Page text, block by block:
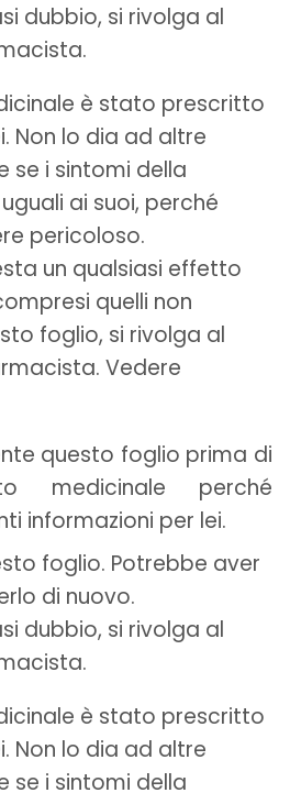
dubbio, si rivolga al
è stato prescritto
Non lo dia ad altre
se i sintomi della
ai suoi, perché
pericoloso.
un qualsiasi effetto
quelli non
foglio, si rivolga al
Vedere
questo foglio prima di
medicinale perché
informazioni per lei.
foglio. Potrebbe aver
di nuovo.
dubbio, si rivolga al
è stato prescritto
Non lo dia ad altre
se i sintomi della